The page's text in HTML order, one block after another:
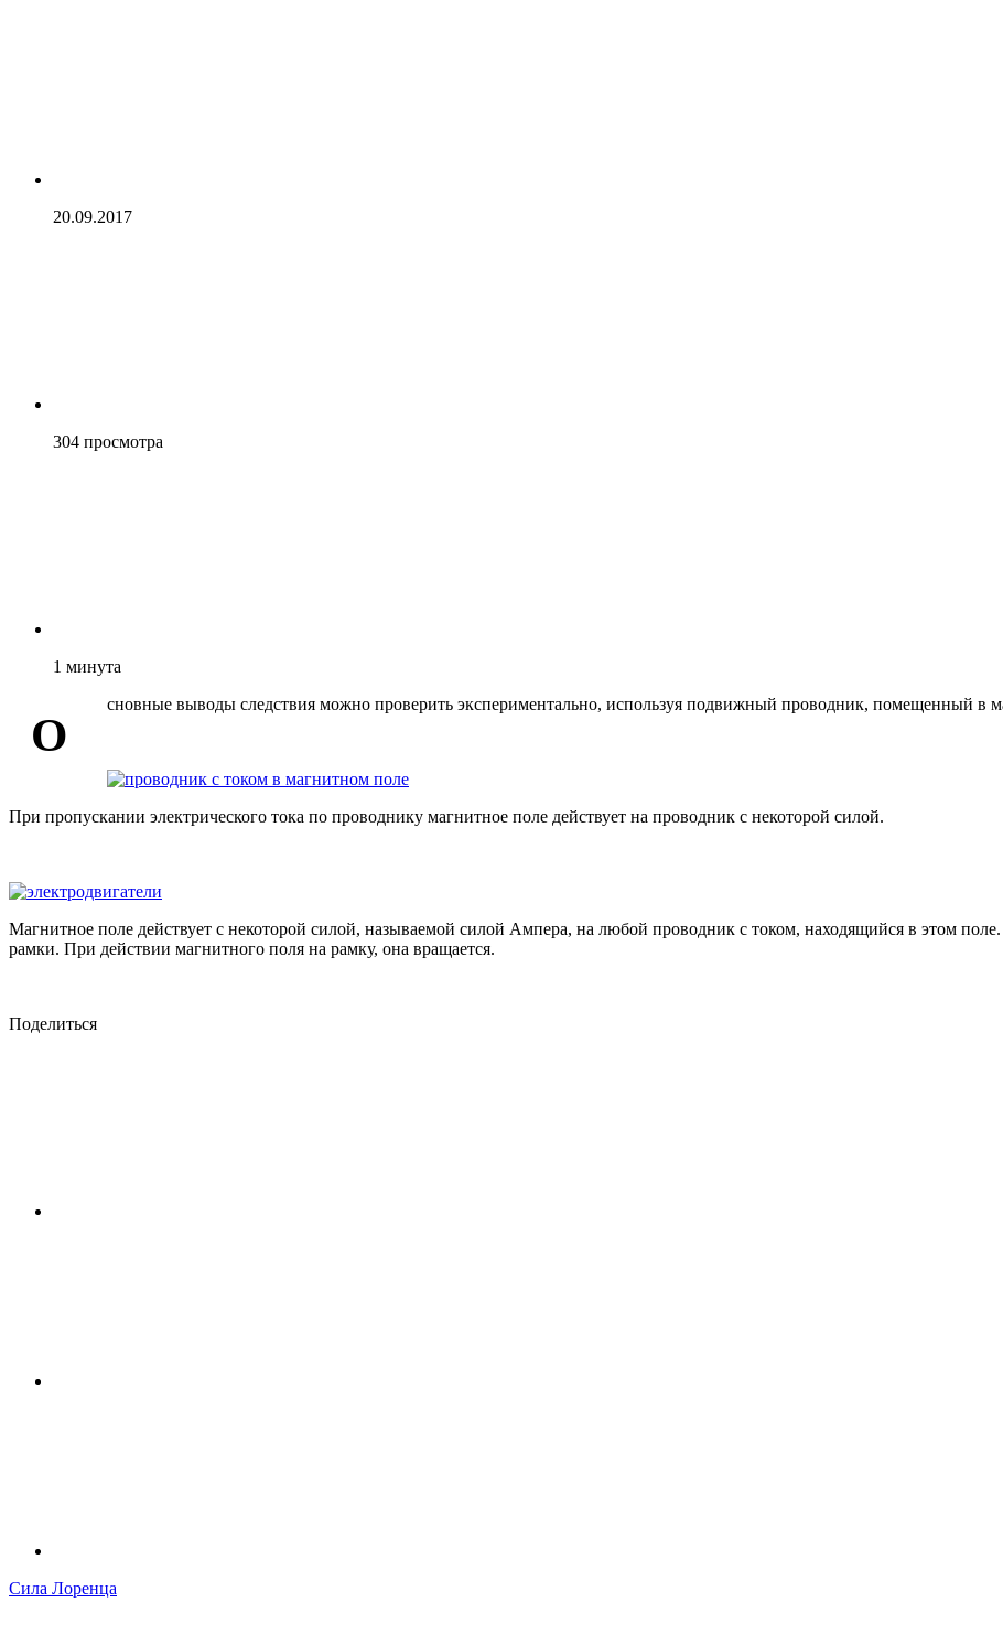
20.09.2017
304 просмотра
1 минута
О
сновные выводы следствия можно проверить экспериментально, используя подвижный проводник, помещенный в
При пропускании электрического тока по проводнику магнитное поле действует на проводник с некоторой силой.
Магнитное поле действует с некоторой силой, называемой силой Ампера, на любой проводник с током, находящийся в этом
рамки. При действии магнитного поля на рамку, она вращается.
Поделиться
Сила Лоренца